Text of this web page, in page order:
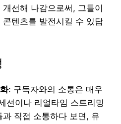
선해 나감으로써, 그들이
콘텐츠를 발전시킬 수 있답
: 구독자와의 소통은 매우
션이나 리얼타임 스트리밍
과 직접 소통하다 보면, 유